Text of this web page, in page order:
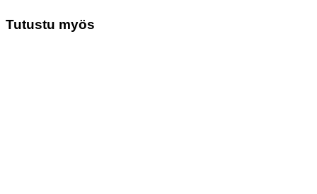
määrä
Tutustu myös